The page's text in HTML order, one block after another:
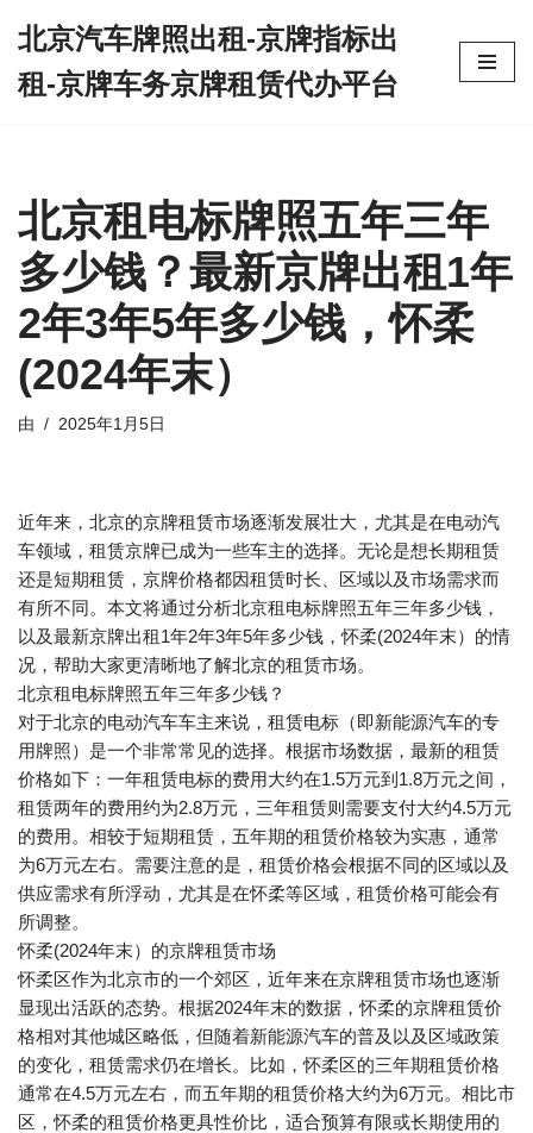
至
北京汽车牌照出租-京牌指标出
租-京牌车务京牌租赁代办平台
北京租电标牌照五年三年
多少钱？最新京牌出租1年
2年3年5年多少钱，怀柔
(2024年末）
由 2025年1月5日
近年来，北京的京牌租赁市场逐渐发展壮大，尤其是在电动汽
车领域，租赁京牌已成为一些车主的选择。无论是想长期租赁
还是短期租赁，京牌价格都因租赁时长、区域以及市场需求而
有所不同。本文将通过分析北京租电标牌照五年三年多少钱，
以及最新京牌出租1年2年3年5年多少钱，怀柔(2024年末）的情
况，帮助大家更清晰地了解北京的租赁市场。
北京租电标牌照五年三年多少钱？
对于北京的电动汽车车主来说，租赁电标（即新能源汽车的专
用牌照）是一个非常常见的选择。根据市场数据，最新的租赁
价格如下：一年租赁电标的费用大约在1.5万元到1.8万元之间，
租赁两年的费用约为2.8万元，三年租赁则需要支付大约4.5万元
的费用。相较于短期租赁，五年期的租赁价格较为实惠，通常
为6万元左右。需要注意的是，租赁价格会根据不同的区域以及
供应需求有所浮动，尤其是在怀柔等区域，租赁价格可能会有
所调整。
怀柔(2024年末）的京牌租赁市场
怀柔区作为北京市的一个郊区，近年来在京牌租赁市场也逐渐
显现出活跃的态势。根据2024年末的数据，怀柔的京牌租赁价
格相对其他城区略低，但随着新能源汽车的普及以及区域政策
的变化，租赁需求仍在增长。比如，怀柔区的三年期租赁价格
通常在4.5万元左右，而五年期的租赁价格大约为6万元。相比市
区，怀柔的租赁价格更具性价比，适合预算有限或长期使用的